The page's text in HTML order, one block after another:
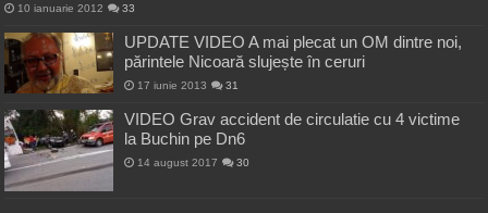
10 ianuarie 2012 33
UPDATE VIDEO A mai plecat un OM dintre noi,
părintele Nicoară slujește în ceruri
17 iunie 2013 31
VIDEO Grav accident de circulatie cu 4 victime
la Buchin pe Dn6
14 august 2017 30